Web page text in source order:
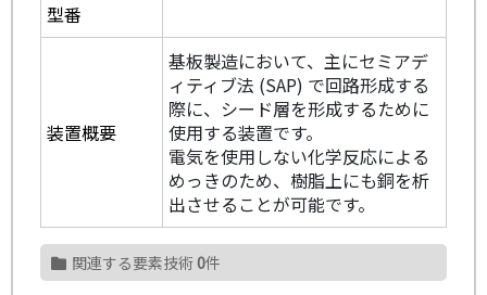
型番
装置概要
基板製造において、主にセミアデ
ィティブ法 (SAP) で回路形成する
際に、シード層を形成するために
使用する装置です。
電気を使用しない化学反応による
めっきのため、樹脂上にも銅を析
出させることが可能です。
関連する要素技術0件